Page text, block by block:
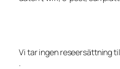
Vi tar ingen reseersättning
.